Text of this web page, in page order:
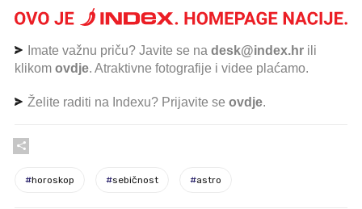
Imate važnu priču? Javite se na desk@index.hr ili
klikom ovdje. Atraktivne fotografije i videe plaćamo.
Želite raditi na Indexu? Prijavite se ovdje.
#horoskop #sebičnost #astro